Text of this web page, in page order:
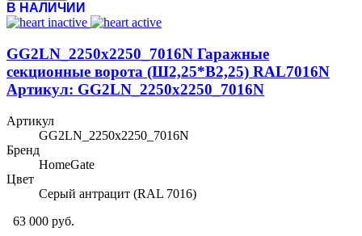
В НАЛИЧИИ
GG2LN_2250x2250_7016N Гаражные
секционные ворота (Ш2,25*В2,25) RAL7016N
Артикул: GG2LN_2250x2250_7016N
Артикул
GG2LN_2250x2250_7016N
Бренд
HomeGate
Цвет
Серый антрацит (RAL 7016)
63 000 руб.